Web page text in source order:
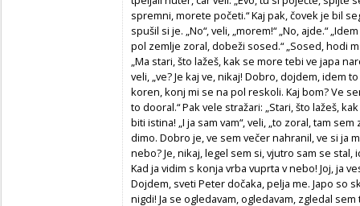
spremni, morete početi.“ Kaj pak, čovek je bil
spušil si je. „No“, veli, „morem!“ „No, ajde.“
pol zemlje zoral, dobeži sosed.“ „Sosed, hodi
„Ma stari, što lažeš, kak se more tebi ve japa
veli, „ve? Je kaj ve, nikaj! Dobro, dojdem, idem
koren, konj mi se na pol reskoli. Kaj bom? Ve
to dooral.“ Pak vele stražari: „Stari, što lažeš,
biti istina! „I ja sam vam“, veli, „to zoral, tam
dimo. Dobro je, ve sem večer nahranil, ve si ja
nebo? Je, nikaj, legel sem si, vjutro sam se
Kad ja vidim s konja vrba vuprta v nebo! Joj, ja
Dojdem, sveti Peter dočaka, pelja me. Japo so
nigdi! Ja se ogledavam, ogledavam, zgledal